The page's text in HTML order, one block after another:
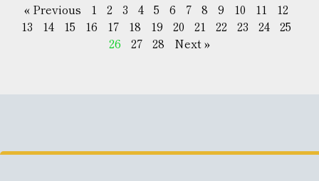
« Previous 1 2 3 4 5 6 7 8 9 10 11
12
13
14 15 16 17 18 19 20 21 22 23 24
25
26
27 28 Next »